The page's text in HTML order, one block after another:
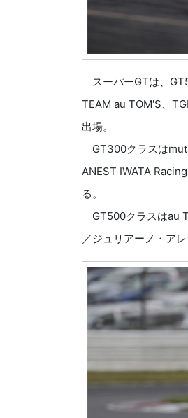
スーパーGTは、
TEAM au TOM'S、
出場。
GT300クラスは
ANEST IWATA
る。
GT500クラスはau
／ジュリアーノ・ア